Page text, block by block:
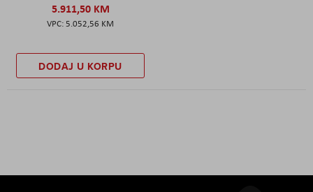
5.911,50 KM
5.052,56 KM
DODAJ U KORPU